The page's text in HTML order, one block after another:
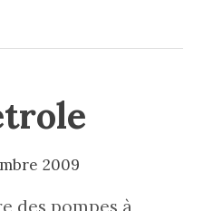
2009
des pompes à